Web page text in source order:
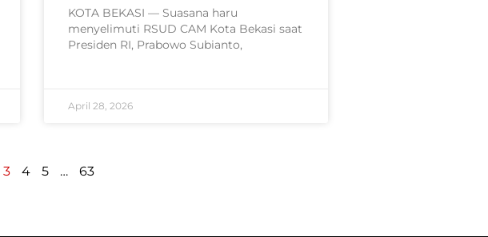
KOTA BEKASI — Suasana haru
menyelimuti RSUD CAM Kota Bekasi saat
Presiden RI, Prabowo Subianto,
April 28, 2026
3 4 5 … 63